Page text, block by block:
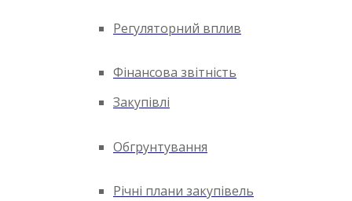
Регуляторний вплив
Фінансова звітність
Закупівлі
Обгрунтування
Річні плани закупівель